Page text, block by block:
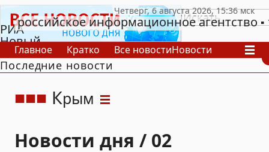
РИА
Новый
День
российское информационное агентство
Главное Кратко Все новостиНовости
В России
В мире
Последние новости
Крым
Новости дня / 02